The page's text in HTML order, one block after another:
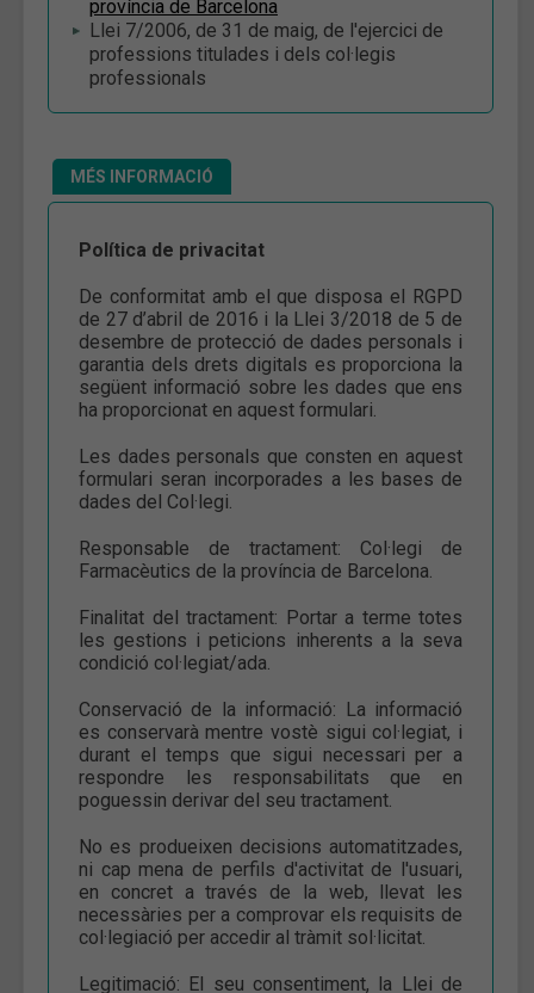
província de Barcelona
Llei 7/2006, de 31 de maig, de l'ejercici de
professions titulades i dels col·legis
professionals
MÉS INFORMACIÓ
Política de privacitat
De conformitat amb el que disposa el RGPD
de 27 d’abril de 2016 i la Llei 3/2018 de 5 de
desembre de protecció de dades personals i
garantia dels drets digitals es proporciona la
següent informació sobre les dades que ens
ha proporcionat en aquest formulari.
Les dades personals que consten en aquest
formulari seran incorporades a les bases de
dades del Col·legi.
Responsable de tractament: Col·legi de
Farmacèutics de la província de Barcelona.
Finalitat del tractament: Portar a terme totes
les gestions i peticions inherents a la seva
condició col·legiat/ada.
Conservació de la informació: La informació
es conservarà mentre vostè sigui col·legiat, i
durant el temps que sigui necessari per a
respondre les responsabilitats que en
poguessin derivar del seu tractament.
No es produeixen decisions automatitzades,
ni cap mena de perfils d'activitat de l'usuari,
en concret a través de la web, llevat les
necessàries per a comprovar els requisits de
col·legiació per accedir al tràmit sol·licitat.
Legitimació: El seu consentiment, la Llei de